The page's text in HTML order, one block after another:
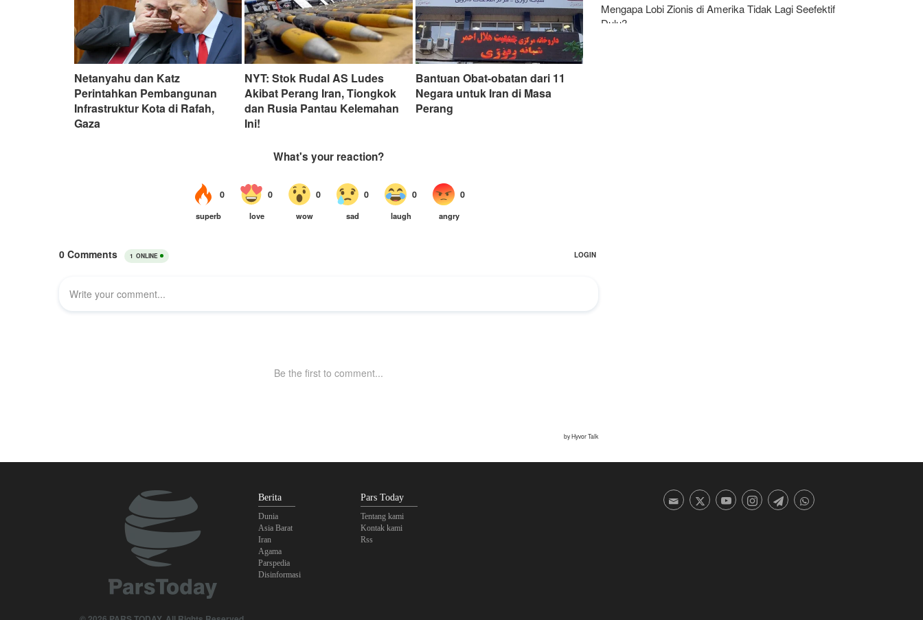
Netanyahu dan Katz
Perintahkan Pembangunan
Infrastruktur Kota di Rafah,
Gaza
NYT: Stok Rudal AS Ludes
Akibat Perang Iran, Tiongkok
dan Rusia Pantau Kelemahan
Ini!
Bantuan Obat-obatan dari 11
Negara untuk Iran di Masa
Perang
Mengapa Lobi Zionis di Amerika Tidak Lagi Seefektif
Dulu?
Berita
Dunia
Asia Barat
Iran
Agama
Parspedia
Disinformasi
Pars Today
Tentang kami
Kontak kami
Rss